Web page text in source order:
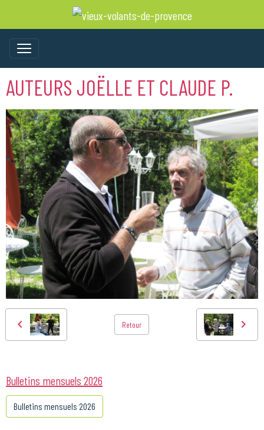
AUTEURS JOËLLE ET CLAUDE P.
Retour
Bulletins mensuels 2026
Bulletins mensuels 2026